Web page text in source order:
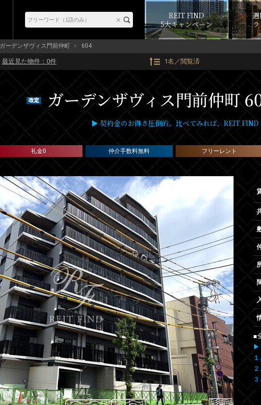
REIT FIND
5大キャンペーン
ガーデンザヴィス門前仲町 604
最近見た物件： 0件 1名／閲覧済
ガーデンザヴィス門前仲町
▶ 契約金のお得さ圧倒的。比べてみれば、REIT FIND
礼金0 仲介手数料無料 フリーレント
■
▶